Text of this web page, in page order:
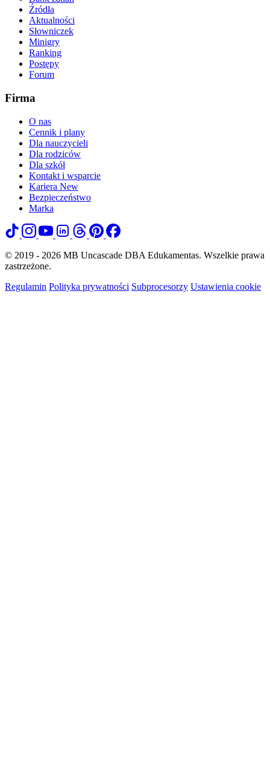
Źródła
Aktualności
Słowniczek
Minigry
Ranking
Postępy
Forum
Firma
O nas
Cennik i plany
Dla nauczycieli
Dla rodziców
Dla szkół
Kontakt i wsparcie
Kariera New
Bezpieczeństwo
Marka
© 2019 - 2026 MB Uncascade DBA Edukamentas. Wszelkie prawa
zastrzeżone.
Regulamin Polityka prywatności Subprocesorzy Ustawienia cookie